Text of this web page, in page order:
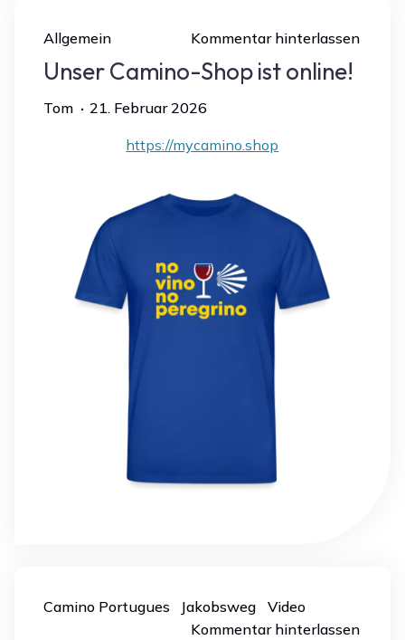
Allgemein Kommentar hinterlassen
Unser Camino-Shop ist online!
Tom 21. Februar 2026
https://mycamino.shop
Camino Portugues Jakobsweg
Video
Kommentar hinterlassen